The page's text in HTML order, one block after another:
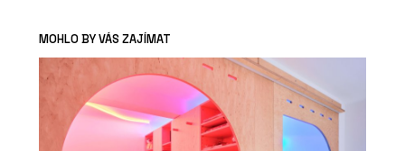
MOHLO BY VÁS ZAJÍMAT